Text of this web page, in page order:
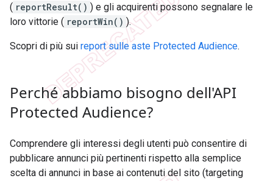
( reportResult() ) e gli acquirenti possono segnalare le
loro vittorie ( reportWin() ).
Scopri di più sui report sulle aste Protected Audience.
Perché abbiamo bisogno dell'API
Protected Audience?
Comprendere gli interessi degli utenti può consentire di
pubblicare annunci più pertinenti rispetto alla semplice
scelta di annunci in base ai contenuti del sito (targeting